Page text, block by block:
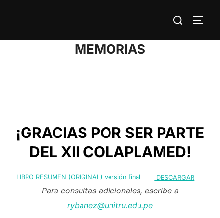
Buscar:
MEMORIAS
¡GRACIAS POR SER PARTE
DEL XII COLAPLAMED!
LIBRO RESUMEN (ORIGINAL) versión final DESCARGAR
Para consultas adicionales, escribe a
rybanez@unitru.edu.pe